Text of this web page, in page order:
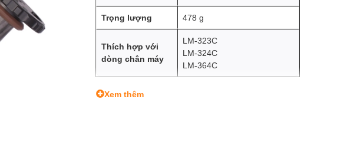
Trọng lượng 478 g
Thích hợp với
dòng chân máy
LM-323C
LM-324C
LM-364C
Xem thêm